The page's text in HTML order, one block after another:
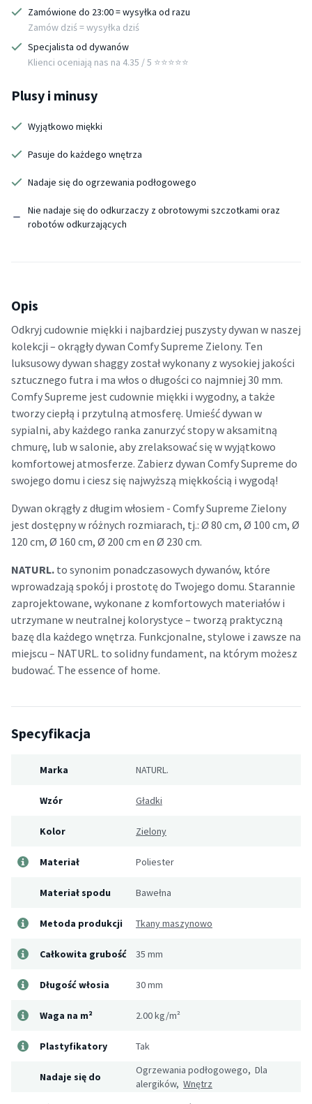
Zamówione do 23:00 = wysyłka od razu
Zamów dziś = wysyłka dziś
Specjalista od dywanów
Klienci oceniają nas na 4.35 / 5 ⭐️⭐️⭐️⭐️⭐️
Plusy i minusy
Wyjątkowo miękki
Pasuje do każdego wnętrza
Nadaje się do ogrzewania podłogowego
Nie nadaje się do odkurzaczy z obrotowymi szczotkami oraz
robotów odkurzających
Opis
Odkryj cudownie miękki i najbardziej puszysty dywan w naszej
kolekcji – okrągły dywan Comfy Supreme Zielony. Ten
luksusowy dywan shaggy został wykonany z wysokiej jakości
sztucznego futra i ma włos o długości co najmniej 30 mm.
Comfy Supreme jest cudownie miękki i wygodny, a także
tworzy ciepłą i przytulną atmosferę. Umieść dywan w
sypialni, aby każdego ranka zanurzyć stopy w aksamitną
chmurę, lub w salonie, aby zrelaksować się w wyjątkowo
komfortowej atmosferze. Zabierz dywan Comfy Supreme do
swojego domu i ciesz się najwyższą miękkością i wygodą!
Dywan okrągły z długim włosiem - Comfy Supreme Zielony
jest dostępny w różnych rozmiarach, tj.: Ø 80 cm, Ø 100 cm, Ø
120 cm, Ø 160 cm, Ø 200 cm en Ø 230 cm.
NATURL. to synonim ponadczasowych dywanów, które
wprowadzają spokój i prostotę do Twojego domu. Starannie
zaprojektowane, wykonane z komfortowych materiałów i
utrzymane w neutralnej kolorystyce – tworzą praktyczną
bazę dla każdego wnętrza. Funkcjonalne, stylowe i zawsze na
miejscu – NATURL. to solidny fundament, na którym możesz
budować. The essence of home.
Specyfikacja
Marka NATURL.
Wzór Gładki
Kolor Zielony
Materiał Poliester
Materiał spodu Bawełna
Metoda produkcji Tkany maszynowo
Całkowita grubość 35 mm
Długość włosia 30 mm
Waga na m² 2.00 kg/m²
Plastyfikatory Tak
Nadaje się do
Ogrzewania podłogowego, Dla
alergików, Wnętrz